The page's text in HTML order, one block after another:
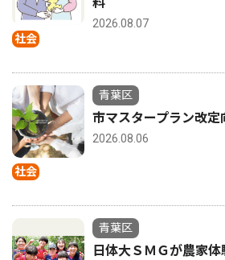
社会
2026.08.07
社会
青葉区
市マスタープラン改定
2026.08.06
青葉区
日体大ＳＭＧが農家